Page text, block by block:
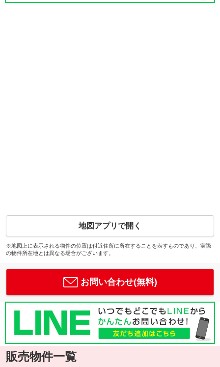
地図アプリで開く
※地図上に表示される物件の位置は付近住所に所在することを表すものであり、実際
の物件所在地とは異なる場合がございます。
お問い合わせ(無料)
販売物件一覧